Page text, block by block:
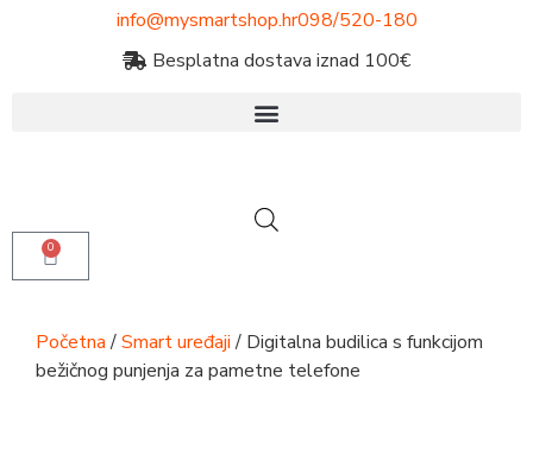
info@mysmartshop.hr098/520-180
Besplatna dostava iznad 100€
0
Početna/Smart uređaji/ Digitalna budilica s funkcijom
bežičnog punjenja za pametne telefone